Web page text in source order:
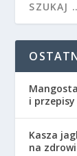
i
Kasza
na